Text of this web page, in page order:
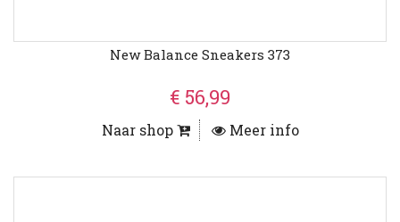
New Balance Sneakers 373
€ 56,99
Naar shop Meer info